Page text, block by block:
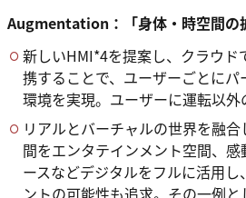
Augmentation：
「身体・時空間の
新しいHMI*4を提案し、クラウド
携することで、ユーザーごとに
環境を実現。ユーザーに運転以外
リアルとバーチャルの世界を融
間をエンタテインメント空間、
ースなどデジタルをフルに活用